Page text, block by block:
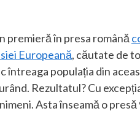
premieră în presa română
Europeană, căutate de
întreaga populația din
Rezultatul? Cu
Asta înseamă o